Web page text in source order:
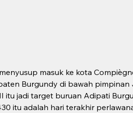
masuk ke kota
Burgundy di bawah pimpinan
itu jadi target buruan Adipati
itu adalah hari terakhir